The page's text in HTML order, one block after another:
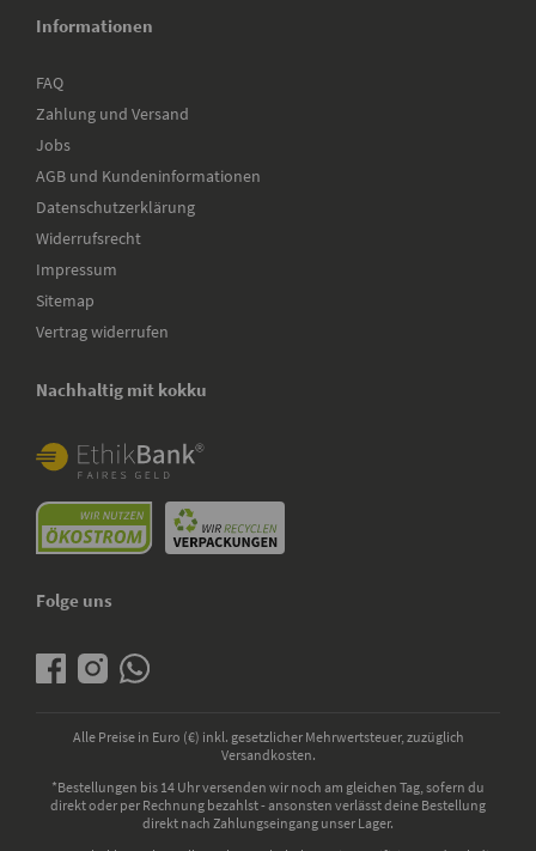
Informationen
FAQ
Zahlung und Versand
Jobs
AGB und Kundeninformationen
Datenschutzerklärung
Widerrufsrecht
Impressum
Sitemap
Vertrag widerrufen
Nachhaltig mit kokku
Folge uns
Alle Preise in Euro (€) inkl. gesetzlicher Mehrwertsteuer, zuzüglich
Versandkosten.
*Bestellungen bis 14 Uhr versenden wir noch am gleichen Tag, sofern du
direkt oder per Rechnung bezahlst - ansonsten verlässt deine Bestellung
direkt nach Zahlungseingang unser Lager.